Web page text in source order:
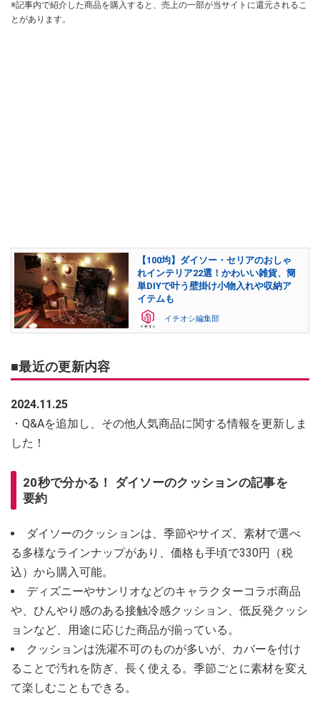
※記事内で紹介した商品を購入すると、売上の一部が当サイトに還元されるこ
とがあります。
【100均】ダイソー・セリアのおしゃ
れインテリア22選！かわいい雑貨、簡
単DIYで叶う壁掛け小物入れや収納ア
イテムも
イチオシ編集部
■最近の更新内容
2024.11.25
・Q&Aを追加し、その他人気商品に関する情報を更新しま
した！
20秒で分かる！ ダイソーのクッションの記事を
要約
ダイソーのクッションは、季節やサイズ、素材で選べ
る多様なラインナップがあり、価格も手頃で330円（税
込）から購入可能。
ディズニーやサンリオなどのキャラクターコラボ商品
や、ひんやり感のある接触冷感クッション、低反発クッシ
ョンなど、用途に応じた商品が揃っている。
クッションは洗濯不可のものが多いが、カバーを付け
ることで汚れを防ぎ、長く使える。季節ごとに素材を変え
て楽しむこともできる。